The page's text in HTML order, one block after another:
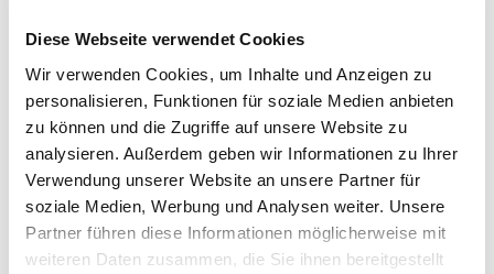
Diese Webseite verwendet Cookies
Wir verwenden Cookies, um Inhalte und Anzeigen zu
personalisieren, Funktionen für soziale Medien anbieten
zu können und die Zugriffe auf unsere Website zu
analysieren. Außerdem geben wir Informationen zu Ihrer
Verwendung unserer Website an unsere Partner für
soziale Medien, Werbung und Analysen weiter. Unsere
Partner führen diese Informationen möglicherweise mit
weiteren Daten zusammen, die Sie ihnen bereitgestellt
NMC Adefix Kleber 310ml
Kleber/Spachtelmasse
u.Verfugungsmater.
3002-000812
Bitte einloggen, um Preise zu
sehen